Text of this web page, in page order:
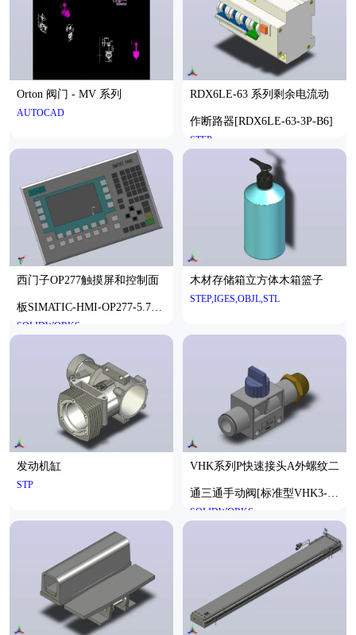
Orton 阀门 - MV 系列
AUTOCAD
RDX6LE-63 系列剩余电流动
作断路器[RDX6LE-63-3P-B6]
STEP
西门子OP277触摸屏和控制面
板SIMATIC-HMI-OP277-5.7
(2)
SOLIDWORKS
木材存储箱立方体木箱篮子
STEP,IGES,OBJL,STL
发动机缸
STP
VHK系列P快速接头A外螺纹二
通三通手动阀[标准型VHK3-10
F-03S]
SOLIDWORKS